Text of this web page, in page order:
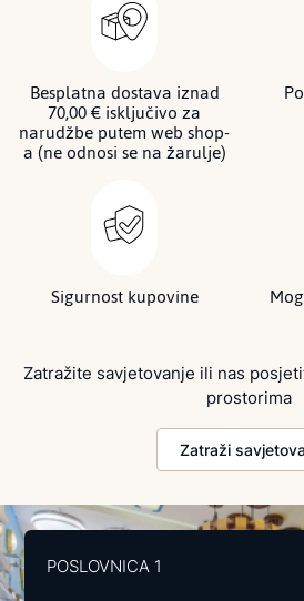
Besplatna dostava iznad
70,00 € isključivo za
narudžbe putem web shop-
a (ne odnosi se na žarulje)
Sigurnost kupovine
Zatražite savjetovanje ili nas
prostorima
Zatraži
POSLOVNICA 1